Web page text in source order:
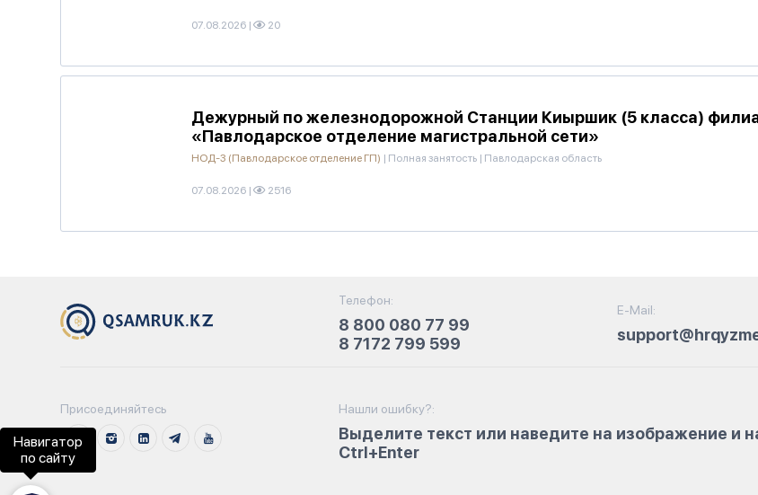
07.08.2026 | 20
Дежурный по железнодорожной Станции Киыршик (5 класса)
«Павлодарское отделение магистральной сети»
НОД-3 (Павлодарское отделение ГП) | Полная занятость | Павлодарская область
07.08.2026 | 2516
Телефон:
8 800 080 77 99
8 7172 799 599
E-Mail:
Присоединяйтесь Нашли ошибку?:
Выделите текст или наведите на изображение и
Ctrl+Enter
Навигатор
по сайту